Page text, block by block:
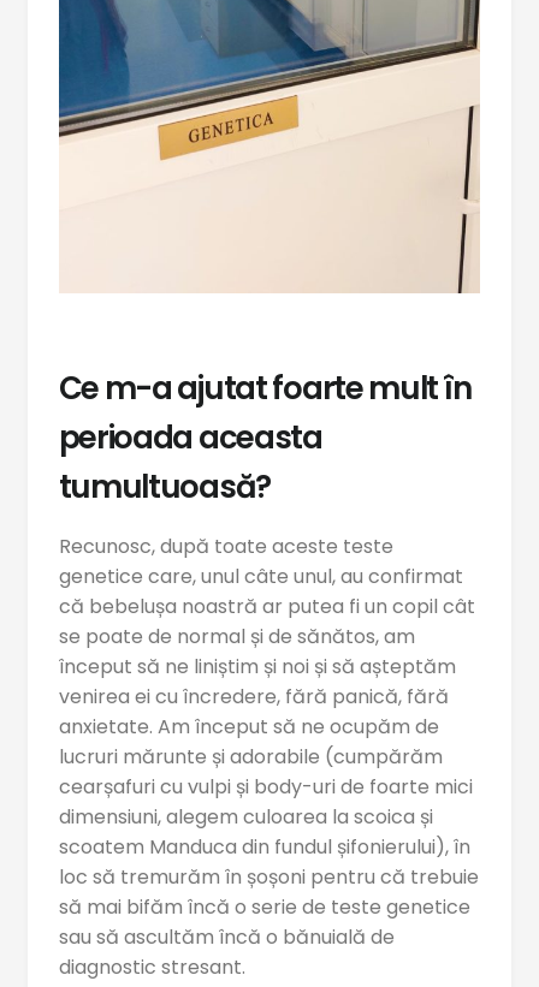
Ce m-a ajutat foarte mult în
perioada aceasta
tumultuoasă?
Recunosc, după toate aceste teste
genetice care, unul câte unul, au confirmat
că bebelușa noastră ar putea fi un copil cât
se poate de normal și de sănătos, am
început să ne liniștim și noi și să așteptăm
venirea ei cu încredere, fără panică, fără
anxietate. Am început să ne ocupăm de
lucruri mărunte și adorabile (cumpărăm
cearșafuri cu vulpi și body-uri de foarte mici
dimensiuni, alegem culoarea la scoica și
scoatem Manduca din fundul șifonierului), în
loc să tremurăm în șoșoni pentru că trebuie
să mai bifăm încă o serie de teste genetice
sau să ascultăm încă o bănuială de
diagnostic stresant.